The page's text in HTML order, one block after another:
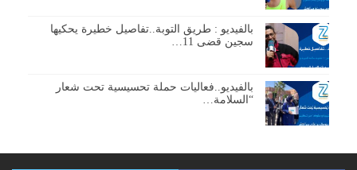
بالفيديو : طريق التوبة..تفاصيل خطيرة يحكيها
سجين قضى 11…
بالفيديو..فعاليات حملة تحسيسية تحت شعار
“السلامة…